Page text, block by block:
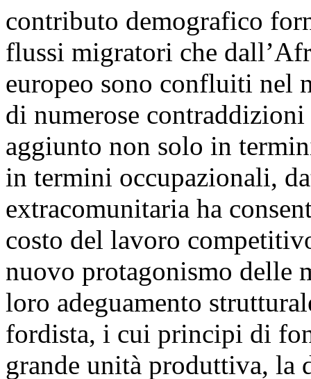
contributo demografico
flussi migratori che
europeo sono confluiti nel
di numerose
aggiunto non solo in
in termini occupazionali,
extracomunitaria ha
costo del lavoro
nuovo protagonismo delle
loro adeguamento
fordista, i cui principi di
grande unità produttiva, la